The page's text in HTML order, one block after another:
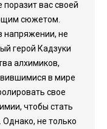
вас своей
сюжетом.
напряжении, не
герой Кадзуки
алхимиков,
в мире
свое
чтобы стать
Однако, не только